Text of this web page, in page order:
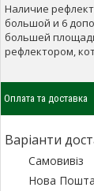
Наличие
большой и 6
большей
рефлектором,
Оплата та доставка
Варіанти
Самовивіз
Нова Пошта